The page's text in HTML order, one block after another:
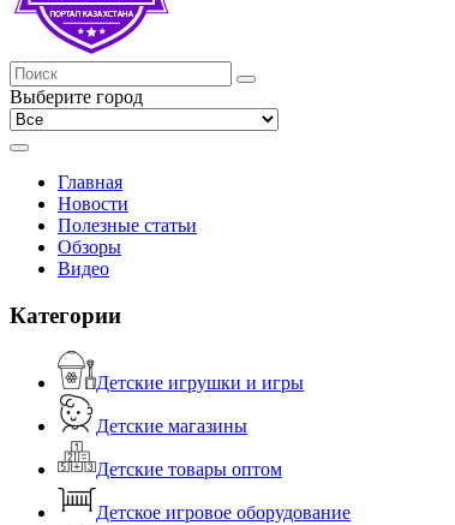
Выберите город
Главная
Новости
Полезные статьи
Обзоры
Видео
Категории
Детские игрушки и игры
Детские магазины
Детские товары оптом
Детское игровое оборудование